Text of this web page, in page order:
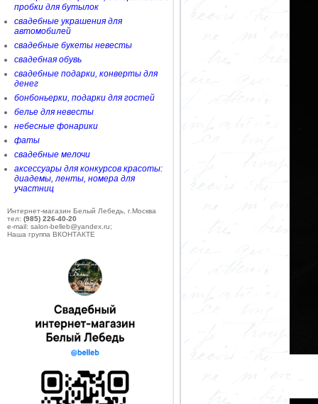
пробки для бутылок
свадебные украшения для
автомобилей
свадебные букеты невесты
свадебная обувь
свадебные подарки, конверты для
денег
бонбоньерки, подарки для гостей
белье для невесты
небесные фонарики
фаты
свадебные мелочи
аксессуары для конкурсов красоты:
диадемы, ленты, номера для
участниц
Интернет-магазин Белый Лебедь, г.Москва
тел: (985) 226-40-20
e-mail: salon-belleb@yandex.ru;
Наша группа ВКОНТАКТЕ